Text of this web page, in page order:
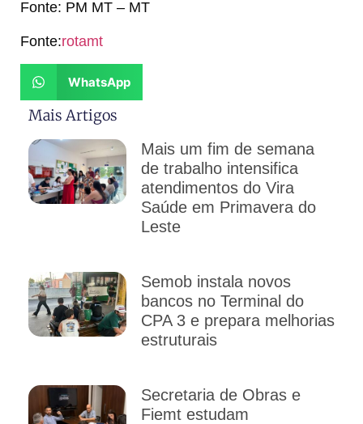
Fonte: PM MT – MT
Fonte:rotamt
WhatsApp
Mais Artigos
Mais um fim de semana
de trabalho intensifica
atendimentos do Vira
Saúde em Primavera do
Leste
Semob instala novos
bancos no Terminal do
CPA 3 e prepara melhorias
estruturais
Secretaria de Obras e
Fiemt estudam